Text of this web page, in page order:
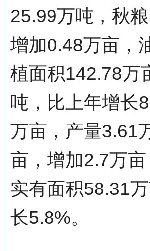
25.99万吨，秋
增加0.48万亩，
植面积142.78万
吨，比上年增长
万亩，产量3.61
亩，增加2.7万
实有面积58.31
长5.8%。